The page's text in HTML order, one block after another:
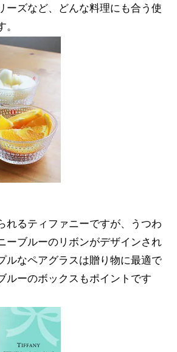
ーズなど、どんな料理にも合う使
れるティファニーですが、うつわ
ーブルーのリボンがデザインされ
ルなペアグラスは贈り物に最適で
ルーのボックスもポイントです